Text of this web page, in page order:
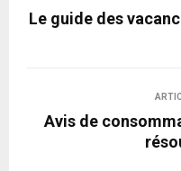
Le guide des
Avis de